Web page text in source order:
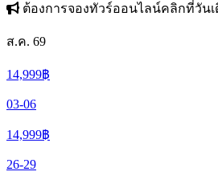
ต้องการจองทัวร์ออนไลน์คลิกที่วันเ
ส.ค. 69
14,999฿
03-06
14,999฿
26-29